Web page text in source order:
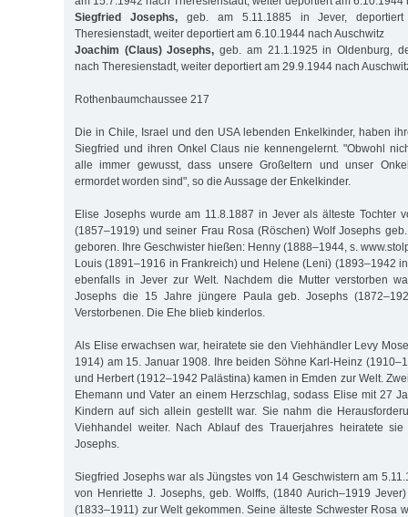
Siegfried Josephs,geb. am 5.11.1885 in Jever, deportiert
Theresienstadt, weiter deportiert am 6.10.1944 nach Auschwitz
Joachim (Claus) Josephs, geb. am 21.1.1925 in Oldenburg,
nach Theresienstadt, weiter deportiert am 29.9.1944 nach
Rothenbaumchaussee 217
Die in Chile, Israel und den USA lebenden Enkelkinder, haben
Siegfried und ihren Onkel Claus nie kennengelernt. "Obwohl
alle immer gewusst, dass unsere Großeltern und unser
ermordet worden sind", so die Aussage der Enkelkinder.
Elise Josephs wurde am 11.8.1887 in Jever als älteste Tochter
(1857–1919) und seiner Frau Rosa (Röschen) Wolf Josephs
geboren. Ihre Geschwister hießen: Henny (1888–1944, s.
Louis (1891–1916 in Frankreich) und Helene (Leni) (1893–1942
ebenfalls in Jever zur Welt. Nachdem die Mutter verstorben
Josephs die 15 Jahre jüngere Paula geb. Josephs
Verstorbenen. Die Ehe blieb kinderlos.
Als Elise erwachsen war, heiratete sie den Viehhändler Levy
1914) am 15. Januar 1908. Ihre beiden Söhne Karl-Heinz
und Herbert (1912–1942 Palästina) kamen in Emden zur Welt.
Ehemann und Vater an einem Herzschlag, sodass Elise mit 27
Kindern auf sich allein gestellt war. Sie nahm die
Viehhandel weiter. Nach Ablauf des Trauerjahres heiratete
Josephs.
Siegfried Josephs war als Jüngstes von 14 Geschwistern am
von Henriette J. Josephs, geb. Wolffs, (1840 Aurich–1919
(1833–1911) zur Welt gekommen. Seine älteste Schwester Rosa